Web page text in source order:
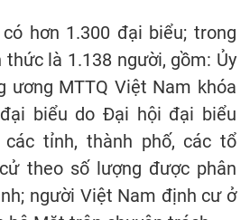
hơn 1.300 đại biểu; trong
là 1.138 người, gồm: Ủy
ương MTTQ Việt Nam khóa
biểu do Đại hội đại biểu
các tỉnh, thành phố, các tổ
theo số lượng được phân
người Việt Nam định cư ở